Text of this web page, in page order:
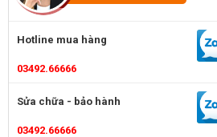
Hotline mua hàng
03492.66666
Sửa chữa - bảo hành
03492.66666